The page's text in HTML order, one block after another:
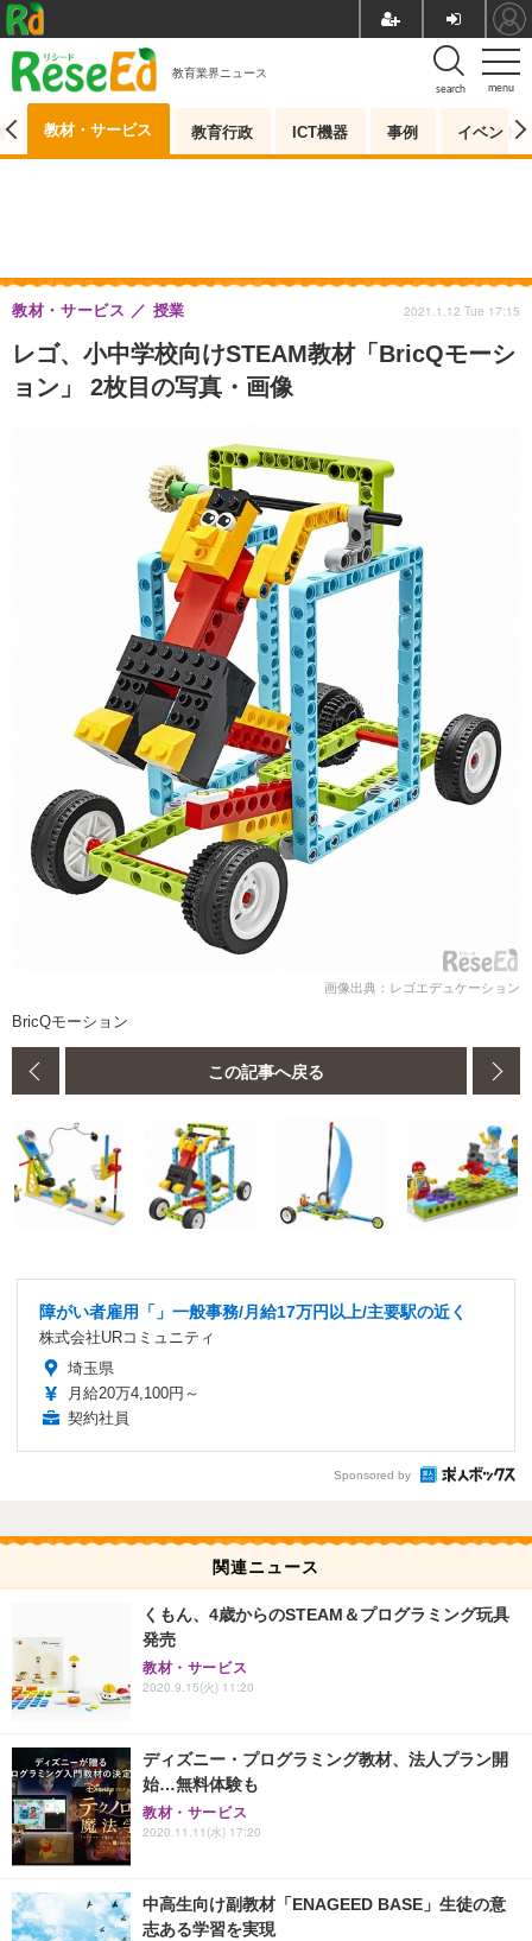
menu
search
教育業界ニュース
教材・サービス 教育行政 ICT機器 事例 イベント
レゴ、小中学校向けSTEAM教材「BricQモーシ
ョン」 2枚目の写真・画像
教材・サービス 授業 2021.1.12 Tue 17:15
画像出典：レゴエデュケーション
BricQモーション
この記事へ戻る
障がい者雇用「」一般事務/月給17万円以上/主要駅の近く
株式会社URコミュニティ
埼玉県
月給20万4,100円～
契約社員
Sponsored by
関連ニュース
くもん、4歳からのSTEAM＆プログラミング玩具
発売
教材・サービス
2020.9.15(火) 11:20
ディズニー・プログラミング教材、法人プラン開
始…無料体験も
教材・サービス
2020.11.11(水) 17:20
中高生向け副教材「ENAGEED BASE」生徒の意
志ある学習を実現